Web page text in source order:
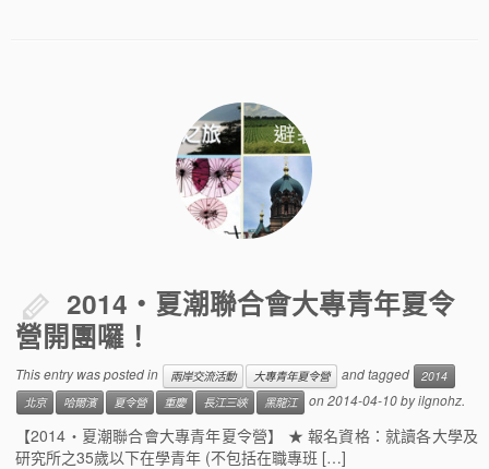
2014・夏潮聯合會大專青年夏令
營開團囉！
This entry was posted in 兩岸交流活動 大專青年夏令營 and tagged
2014
北京
哈爾濱 夏令營 重慶 長江三峽 黑龍江 on2014-04-10byilgnohz.
【2014・夏潮聯合會大專青年夏令營】 ★ 報名資格：就讀各大學及
研究所之35歲以下在學青年 (不包括在職專班 […]